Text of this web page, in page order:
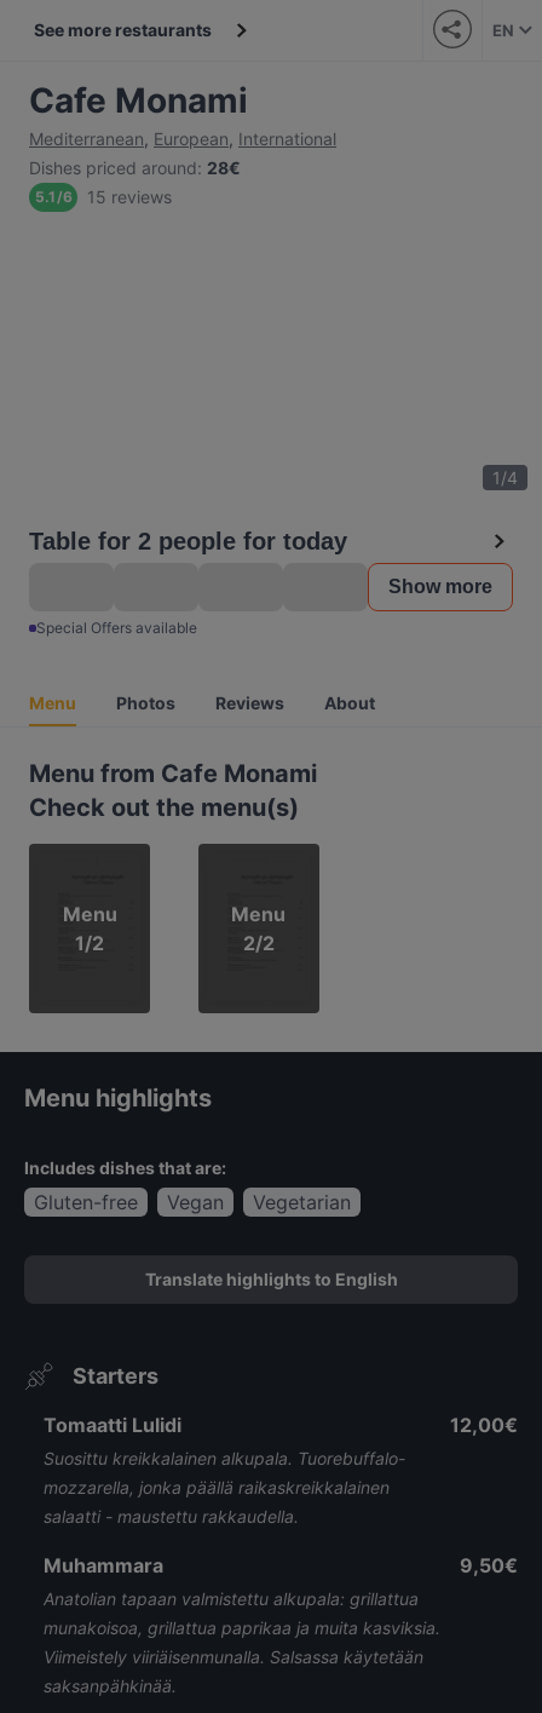
See more restaurants EN
Cafe Monami
Mediterranean, European, International
Dishes priced around: 28€
5.1/6 15 reviews
1/4
Table for 2 people for today
Show more
Special Offers available
Menu Photos Reviews About
Menu from Cafe Monami
Check out the menu(s)
Menu
1/2
Menu
2/2
Menu highlights
Includes dishes that are:
Gluten-free Vegan Vegetarian
Translate highlights to English
Starters
Tomaatti Lulidi
Suosittu kreikkalainen alkupala. Tuorebuffalo-
mozzarella, jonka päällä raikaskreikkalainen
salaatti - maustettu rakkaudella.
12,00€
Muhammara
Anatolian tapaan valmistettu alkupala: grillattua
munakoisoa, grillattua paprikaa ja muita kasviksia.
Viimeistely viiriäisenmunalla. Salsassa käytetään
saksanpähkinää.
9,50€